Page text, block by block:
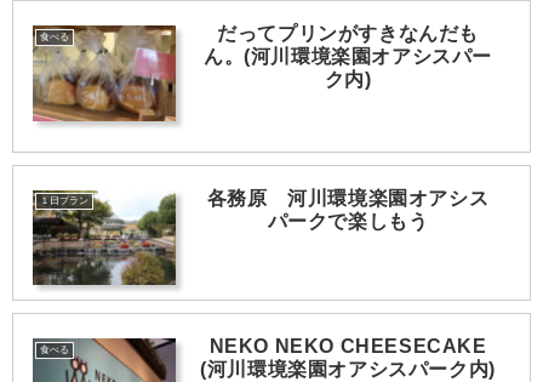
食べる
だってプリンがすきなんだも
ん。(河川環境楽園オアシスパー
ク内)
１日プラン
各務原 河川環境楽園オアシス
パークで楽しもう
食べる
NEKO NEKO CHEESECAKE
(河川環境楽園オアシスパーク内)